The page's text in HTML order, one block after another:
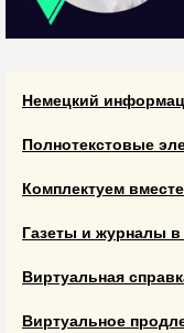
Немецкий
Полнотекстовые
Комплектуем вместе
Газеты и журналы
Виртуальная
Виртуальное